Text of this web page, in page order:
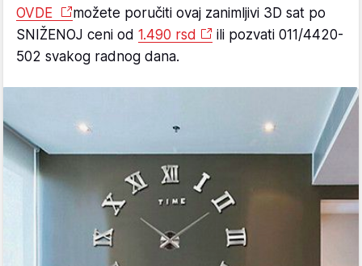
OVDE
možete poručiti ovaj zanimljivi 3D sat po
SNIŽENOJ ceni od 1.490 rsd
ili pozvati 011/4420-
502 svakog radnog dana.